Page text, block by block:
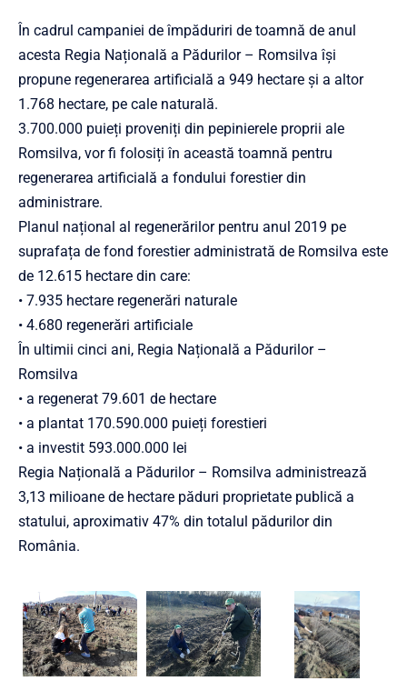
În cadrul campaniei de împăduriri de toamnă de anul
acesta Regia Națională a Pădurilor – Romsilva își
propune regenerarea artificială a 949 hectare și a altor
1.768 hectare, pe cale naturală.
3.700.000 puieți proveniți din pepinierele proprii ale
Romsilva, vor fi folosiți în această toamnă pentru
regenerarea artificială a fondului forestier din
administrare.
Planul național al regenerărilor pentru anul 2019 pe
suprafața de fond forestier administrată de Romsilva este
de 12.615 hectare din care:
• 7.935 hectare regenerări naturale
• 4.680 regenerări artificiale
În ultimii cinci ani, Regia Națională a Pădurilor –
Romsilva
• a regenerat 79.601 de hectare
• a plantat 170.590.000 puieți forestieri
• a investit 593.000.000 lei
Regia Națională a Pădurilor – Romsilva administrează
3,13 milioane de hectare păduri proprietate publică a
statului, aproximativ 47% din totalul pădurilor din
România.